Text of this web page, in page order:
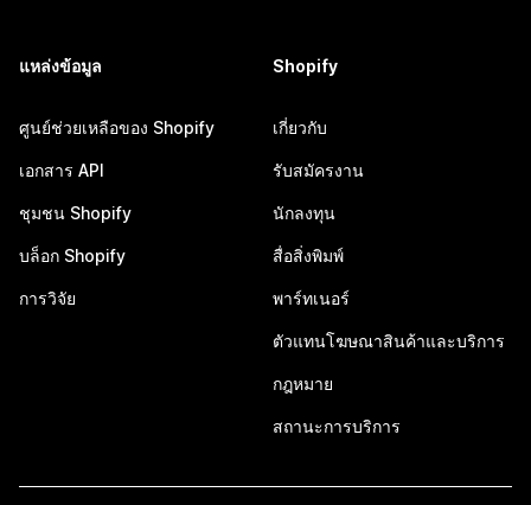
แหล่งข้อมูล
ศูนย์ช่วยเหลือของ Shopify
เอกสาร API
ชุมชน Shopify
บล็อก Shopify
การวิจัย
Shopify
เกี่ยวกับ
รับสมัครงาน
นักลงทุน
สื่อสิ่งพิมพ์
พาร์ทเนอร์
ตัวแทนโฆษณาสินค้าและบริการ
กฎหมาย
สถานะการบริการ